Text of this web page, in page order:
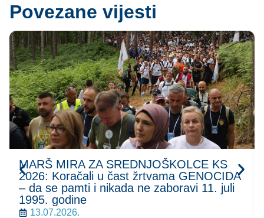
Povezane vijesti
MARŠ MIRA ZA SREDNJOŠKOLCE KS
2026: Koračali u čast žrtvama GENOCIDA
– da se pamti i nikada ne zaboravi 11. juli
1995. godine
13.07.2026.